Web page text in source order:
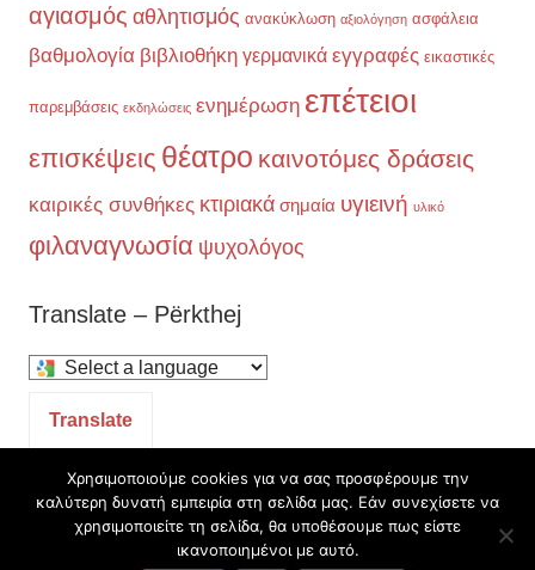
αγιασμός αθλητισμός ανακύκλωση αξιολόγηση ασφάλεια
βαθμολογία βιβλιοθήκη γερμανικά εγγραφές εικαστικές
παρεμβάσεις εκδηλώσεις ενημέρωση επέτειοι
επισκέψεις θέατρο καινοτόμες δράσεις
καιρικές συνθήκες κτιριακά σημαία υγιεινή υλικό
φιλαναγνωσία ψυχολόγος
Translate – Përkthej
Select
translate
Translate
Θέμα WordPress: Chronus από ThemeZee.
Χρησιμοποιούμε cookies για να σας προσφέρουμε την
καλύτερη δυνατή εμπειρία στη σελίδα μας. Εάν συνεχίσετε να
χρησιμοποιείτε τη σελίδα, θα υποθέσουμε πως είστε
ικανοποιημένοι με αυτό.